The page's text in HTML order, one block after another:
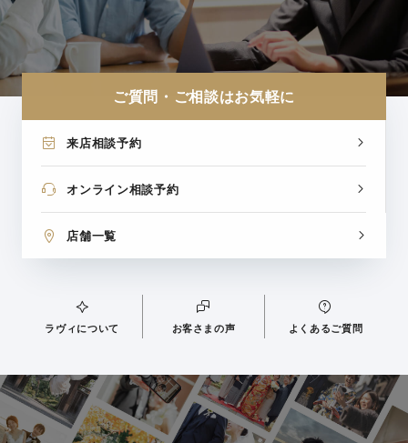
ご質問・ご相談はお気軽に
来店相談予約
オンライン相談予約
店舗一覧
ラヴィについて お客さまの声 よくあるご質問